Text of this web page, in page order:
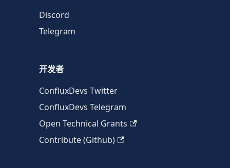
Discord
Telegram
开发者
ConfluxDevs Twitter
ConfluxDevs Telegram
Open Technical Grants
Contribute (Github)